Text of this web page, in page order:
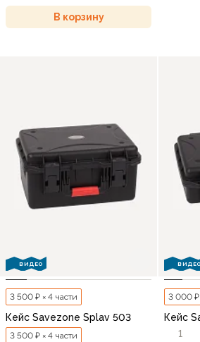
В корзину
ВИДЕО
3 500 ₽ × 4 части
Кейс Savezone Splav 503
3 500 ₽ × 4 части
ВИДЕО
3 000 ₽
Кейс
1